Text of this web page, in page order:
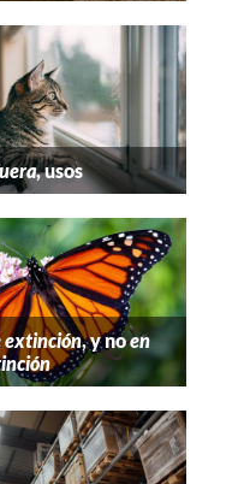
, usos
extinción, y noen